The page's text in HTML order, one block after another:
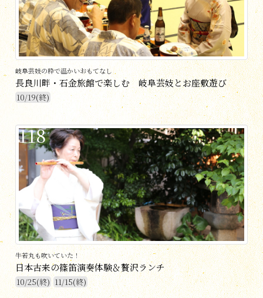
岐阜芸妓の粋で温かいおもてなし
長良川畔・石金旅館で楽しむ 岐阜芸妓とお座敷遊び
10/19(終)
118
牛若丸も吹いていた！
日本古来の篠笛演奏体験＆贅沢ランチ
10/25(終) 11/15(終)